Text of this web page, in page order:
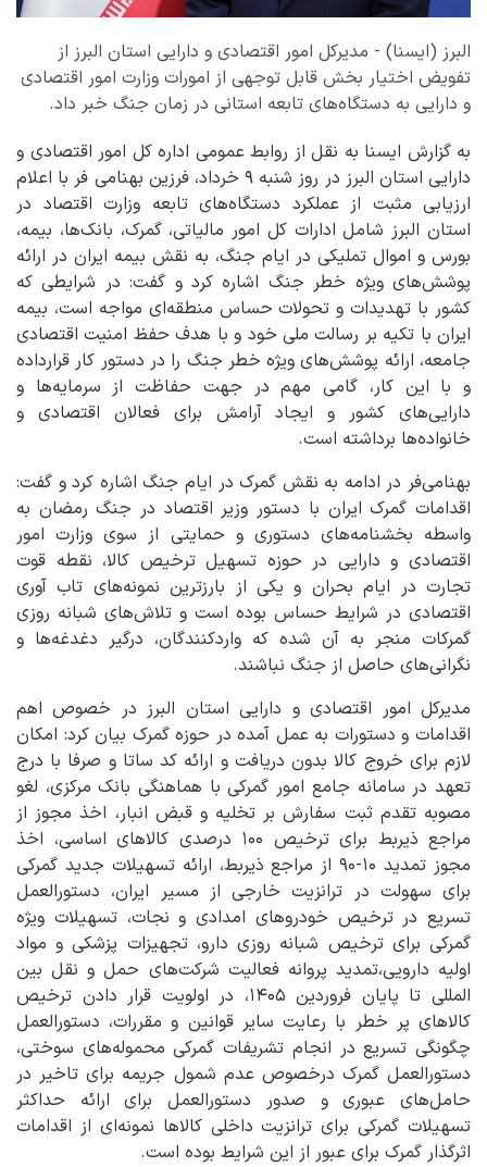
البرز (ایسنا) - مدیرکل امور اقتصادی و دارایی استان البرز از
تفویض اختیار بخش قابل توجهی از امورات وزارت امور اقتصادی
و دارایی به دستگاه‌های تابعه استانی در زمان جنگ خبر داد.
به گزارش ایسنا به نقل از روابط عمومی اداره کل امور اقتصادی و
دارایی استان البرز در روز شنبه ۹ خرداد، فرزین بهنامی فر با اعلام
ارزیابی مثبت از عملکرد دستگاه‌های تابعه وزارت اقتصاد در
استان البرز شامل ادارات کل امور مالیاتی، گمرک، بانک‌ها، بیمه،
بورس و اموال تملیکی در ایام جنگ، به نقش بیمه ایران در ارائه
پوشش‌های ویژه خطر جنگ اشاره کرد و گفت: در شرایطی که
کشور با تهدیدات و تحولات حساس منطقه‌ای مواجه است، بیمه
ایران با تکیه بر رسالت ملی خود و با هدف حفظ امنیت اقتصادی
جامعه، ارائه پوشش‌های ویژه خطر جنگ را در دستور کار قرارداده
و با این کار، گامی مهم در جهت حفاظت از سرمایه‌ها و
دارایی‌های کشور و ایجاد آرامش برای فعالان اقتصادی و
خانواده‌ها برداشته است.
بهنامی‌فر در ادامه به نقش گمرک در ایام جنگ اشاره کرد و گفت:
اقدامات گمرک ایران با دستور وزیر اقتصاد در جنگ رمضان به
واسطه بخشنامه‌های دستوری و حمایتی از سوی وزارت امور
اقتصادی و دارایی در حوزه تسهیل ترخیص کالا، نقطه قوت
تجارت در ایام بحران و یکی از بارزترین نمونه‌های تاب آوری
اقتصادی در شرایط حساس بوده است و تلاش‌های شبانه روزی
گمرکات منجر به آن شده که واردکنندگان، درگیر دغدغه‌ها و
نگرانی‌های حاصل از جنگ نباشند.
مدیرکل امور اقتصادی و دارایی استان البرز در خصوص اهم
اقدامات و دستورات به عمل آمده در حوزه گمرک بیان کرد: امکان
لازم برای خروج کالا بدون دریافت و ارائه کد ساتا و صرفا با درج
تعهد در سامانه جامع امور گمرکی با هماهنگی بانک مرکزی، لغو
مصوبه تقدم ثبت سفارش بر تخلیه و قبض انبار، اخذ مجوز از
مراجع ذیربط برای ترخیص ۱۰۰ درصدی کالاهای اساسی، اخذ
مجوز تمدید ۱۰-۹۰ از مراجع ذیربط، ارائه تسهیلات جدید گمرکی
برای سهولت در ترانزیت خارجی از مسیر ایران، دستورالعمل
تسریع در ترخیص خودروهای امدادی و نجات، تسهیلات ویژه
گمرکی برای ترخیص شبانه روزی دارو، تجهیزات پزشکی و مواد
اولیه دارویی،تمدید پروانه فعالیت شرکت‌های حمل و نقل بین
المللی تا پایان فروردین ۱۴۰۵، در اولویت قرار دادن ترخیص
کالاهای پر خطر با رعایت سایر قوانین و مقررات، دستورالعمل
چگونگی تسریع در انجام تشریفات گمرکی محموله‌های سوختی،
دستورالعمل گمرک درخصوص عدم شمول جریمه برای تاخیر در
حامل‌های عبوری و صدور دستورالعمل برای ارائه حداکثر
تسهیلات گمرکی برای ترانزیت داخلی کالاها نمونه‌ای از اقدامات
اثرگذار گمرک برای عبور از این شرایط بوده است.